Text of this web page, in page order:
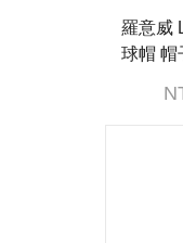
羅意威
球帽 帽
花草鴨